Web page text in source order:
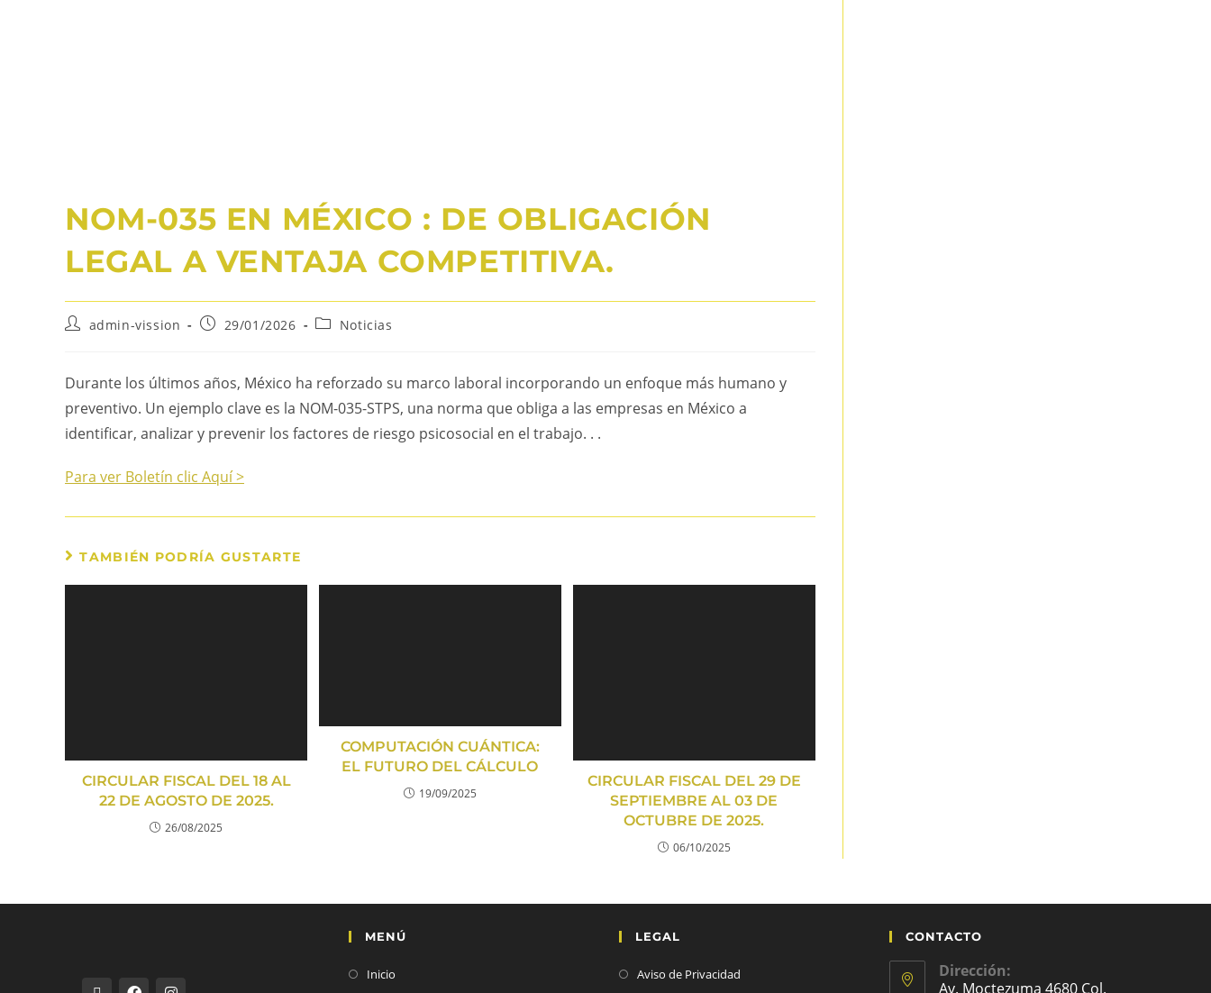
NOM-035 EN MÉXICO : DE OBLIGACIÓN
LEGAL A VENTAJA COMPETITIVA.
admin-vission 29/01/2026 Noticias
Durante los últimos años, México ha reforzado su marco laboral incorporando un enfoque más humano y
preventivo. Un ejemplo clave es la NOM-035-STPS, una norma que obliga a las empresas en México a
identificar, analizar y prevenir los factores de riesgo psicosocial en el trabajo. . .
Para ver Boletín clic Aquí >
TAMBIÉN PODRÍA GUSTARTE
CIRCULAR FISCAL DEL 18 AL
22 DE AGOSTO DE 2025.
26/08/2025
COMPUTACIÓN CUÁNTICA:
EL FUTURO DEL CÁLCULO
19/09/2025
CIRCULAR FISCAL DEL 29 DE
SEPTIEMBRE AL 03 DE
OCTUBRE DE 2025.
06/10/2025
MENÚ
Inicio
LEGAL
Aviso de Privacidad
CONTACTO
Dirección:
Av. Moctezuma 4680 Col.